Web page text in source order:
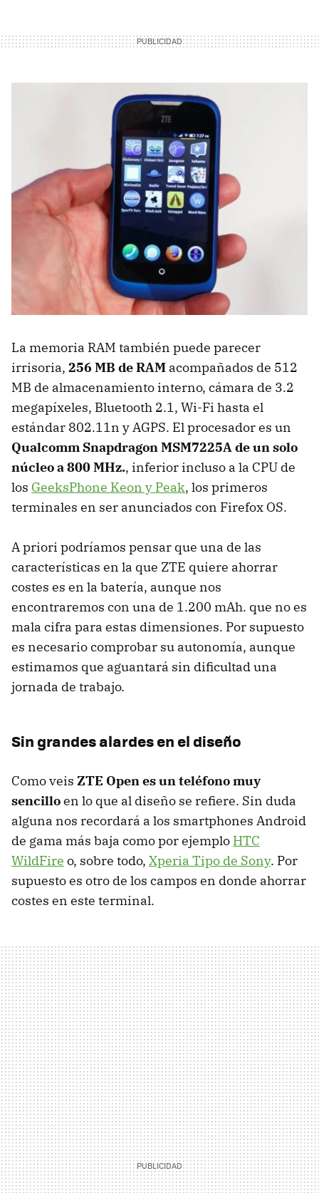
La memoria RAM también puede parecer
irrisoria, 256 MB de RAM acompañados de 512
MB de almacenamiento interno, cámara de 3.2
megapíxeles, Bluetooth 2.1, Wi-Fi hasta el
estándar 802.11n y AGPS. El procesador es un
Qualcomm Snapdragon MSM7225A de un solo
núcleo a 800 MHz., inferior incluso a la CPU de
los GeeksPhone Keon y Peak, los primeros
terminales en ser anunciados con Firefox OS.
A priori podríamos pensar que una de las
características en la que ZTE quiere ahorrar
costes es en la batería, aunque nos
encontraremos con una de 1.200 mAh. que no es
mala cifra para estas dimensiones. Por supuesto
es necesario comprobar su autonomía, aunque
estimamos que aguantará sin dificultad una
jornada de trabajo.
Sin grandes alardes en el diseño
Como veis ZTE Open es un teléfono muy
sencilloen lo que al diseño se refiere. Sin duda
alguna nos recordará a los smartphones Android
de gama más baja como por ejemplo HTC
WildFire o, sobre todo, Xperia Tipo de Sony. Por
supuesto es otro de los campos en donde ahorrar
costes en este terminal.